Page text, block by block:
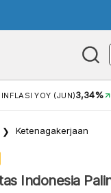
INFLASI YOY (JUN)3,34%
Ketenagakerjaan
Indonesia